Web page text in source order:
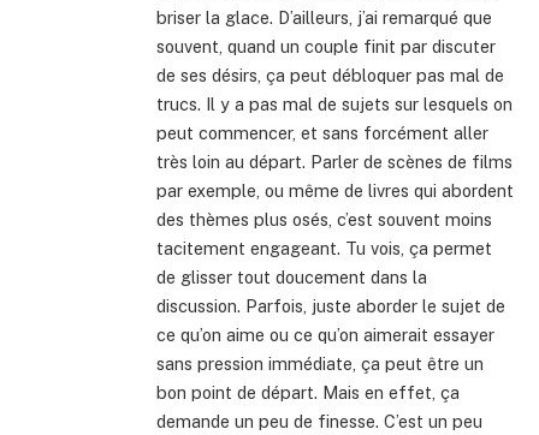
briser la glace. D’ailleurs, j’ai remarqué que
souvent, quand un couple finit par discuter
de ses désirs, ça peut débloquer pas mal de
trucs. Il y a pas mal de sujets sur lesquels on
peut commencer, et sans forcément aller
très loin au départ. Parler de scènes de films
par exemple, ou même de livres qui abordent
des thèmes plus osés, c’est souvent moins
tacitement engageant. Tu vois, ça permet
de glisser tout doucement dans la
discussion. Parfois, juste aborder le sujet de
ce qu’on aime ou ce qu’on aimerait essayer
sans pression immédiate, ça peut être un
bon point de départ. Mais en effet, ça
demande un peu de finesse. C’est un peu